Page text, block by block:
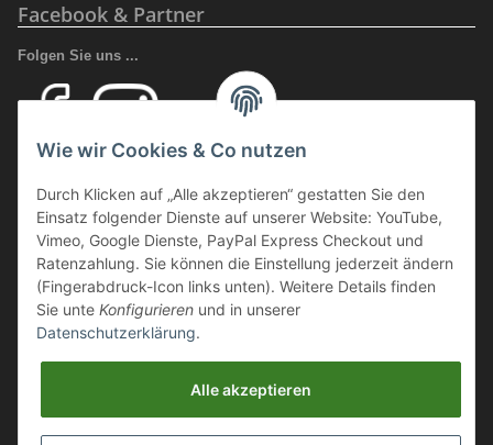
Facebook & Partner
Folgen Sie uns ...
und Arbeitsschutz.
Wir führen eine große Auswahl an qualitativ hochwertigen Arbeits- und
Sicherheitsschuhen. Unter anderemSCHÜTZE SCHUHE, SOLID
GEAR
oder auch GIASCO.
Webmaster Directory
Wie wir Cookies & Co nutzen
Durch Klicken auf „Alle akzeptieren“ gestatten Sie den
Einsatz folgender Dienste auf unserer Website: YouTube,
Vimeo, Google Dienste, PayPal Express Checkout und
Ratenzahlung. Sie können die Einstellung jederzeit ändern
(Fingerabdruck-Icon links unten). Weitere Details finden
Sie unte Konfigurieren und in unserer
Datenschutzerklärung.
Alle akzeptieren